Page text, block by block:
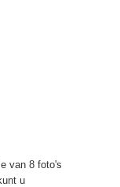
van 8 foto's
u